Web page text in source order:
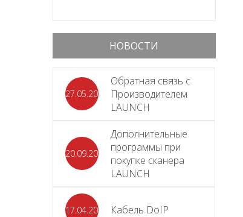
НОВОСТИ
27.05.2026
Обратная связь с
Производителем
LAUNCH
20.09.2025
Дополнительные
программы при
покупке сканера
LAUNCH
17.04.2024 Кабель DoIP